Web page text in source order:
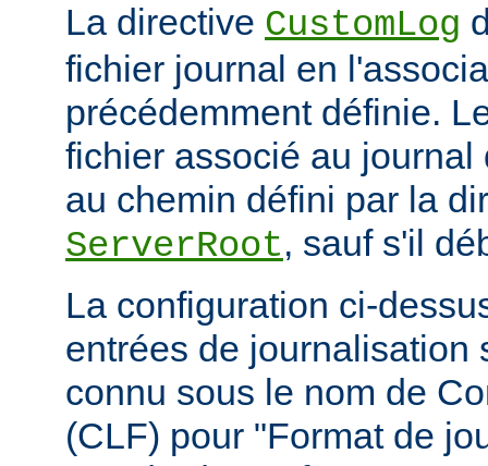
La directive CustomLog
fichier journal en
précédemment définie.
fichier associé au journal
au chemin défini par la
ServerRoot, sauf s'il
La configuration ci-
entrées de journalisation
connu sous le nom de
(CLF) pour "Format de